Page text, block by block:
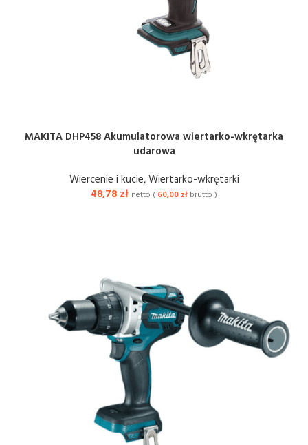
MAKITA DHP458 Akumulatorowa wiertarko-wkrętarka
udarowa
Wiercenie i kucie,Wiertarko-wkrętarki
48,78 zł netto ( 60,00 zł brutto )